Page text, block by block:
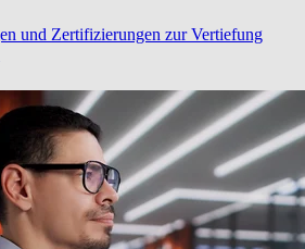
und Zertifizierungen zur Vertiefung